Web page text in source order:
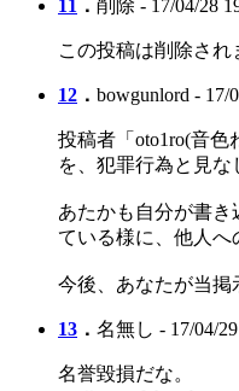
11 ． 削除 - 17/04/28
この投稿は削除され
12 ． bowgunlord - 17/
投稿者「oto1ro(音
を、犯罪行為と見
あたかも自分が書
ている様に、他人へ
今後、あなたが当掲
13 ． 名無し - 17/04/
名誉毀損だな。